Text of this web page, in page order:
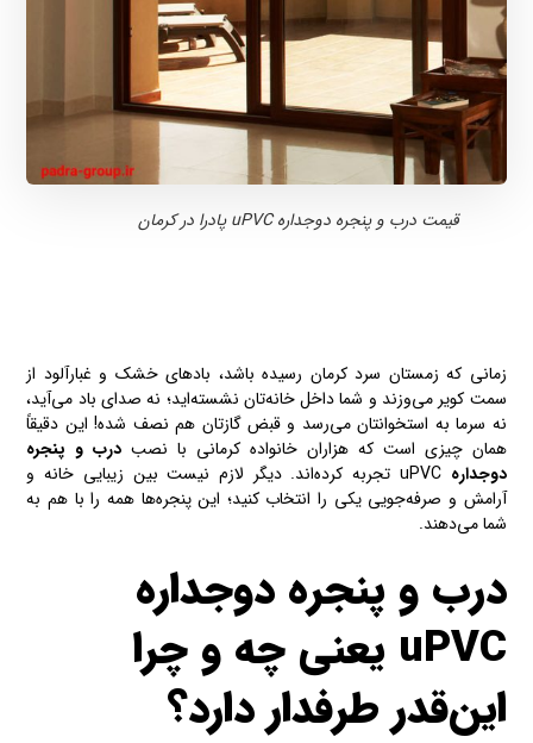
قیمت درب و پنجره دوجداره uPVC پادرا در کرمان
زمانی که زمستان سرد کرمان رسیده باشد، بادهای خشک و غبارآلود از
سمت کویر می‌وزند و شما داخل خانه‌تان نشسته‌اید؛ نه صدای باد می‌آید،
نه سرما به استخوانتان می‌رسد و قبض گازتان هم نصف شده! این دقیقاً
همان چیزی است که هزاران خانواده کرمانی با نصب درب و پنجره
دوجداره
uPVC تجربه کرده‌اند. دیگر لازم نیست بین زیبایی خانه و
آرامش و صرفه‌جویی یکی را انتخاب کنید؛ این پنجره‌ها همه را با هم به
شما می‌دهند.
درب و پنجره‌ دوجداره‌
uPVC یعنی چه و چرا
این‌قدر طرفدار دارد؟